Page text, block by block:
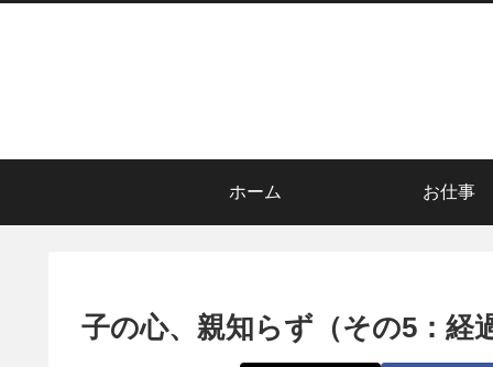
ホーム お仕事
子の心、親知らず（その5：経